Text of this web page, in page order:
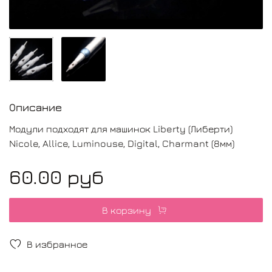
В избранное
Описание
Модули подходят для машинок Liberty (Либерти)
Nicole, Allice, Luminouse, Digital, Charmant (8мм)
60.00 руб
В корзину